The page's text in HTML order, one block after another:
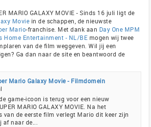
MARIO GALAXY MOVIE - Sinds 16 juli ligt de
Movie in de schappen, de nieuwste
Mario-franchise. Met dank aan Day One MPM
Home Entertainment - NL/BE mogen wij twee
van de film weggeven. Wil jij een
Ga dan naar de site en beantwoord de
Mario Galaxy Movie - Filmdomein
game-icoon is terug voor een nieuw
MARIO GALAXY MOVIE. Na het
van de eerste film verlegt Mario dit keer zijn
naar de...